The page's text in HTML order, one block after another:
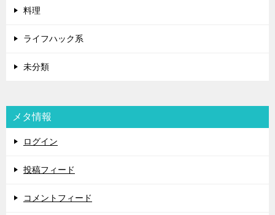
料理
ライフハック系
未分類
メタ情報
ログイン
投稿フィード
コメントフィード